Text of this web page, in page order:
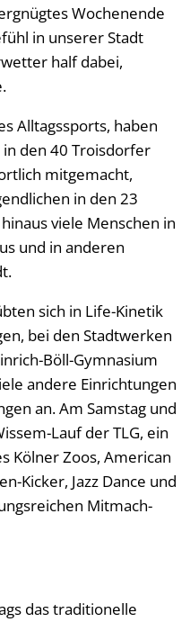
Wochenende
in unserer Stadt
half dabei,
Alltagssports, haben
den 40 Troisdorfer
mitgemacht,
in den 23
viele Menschen in
und in anderen
sich in Life-Kinetik
bei den Stadtwerken
Böll-Gymnasium
andere Einrichtungen
an. Am Samstag und
Lauf der TLG, ein
Kölner Zoos, American
Kicker, Jazz Dance und
Mitmach-
das traditionelle